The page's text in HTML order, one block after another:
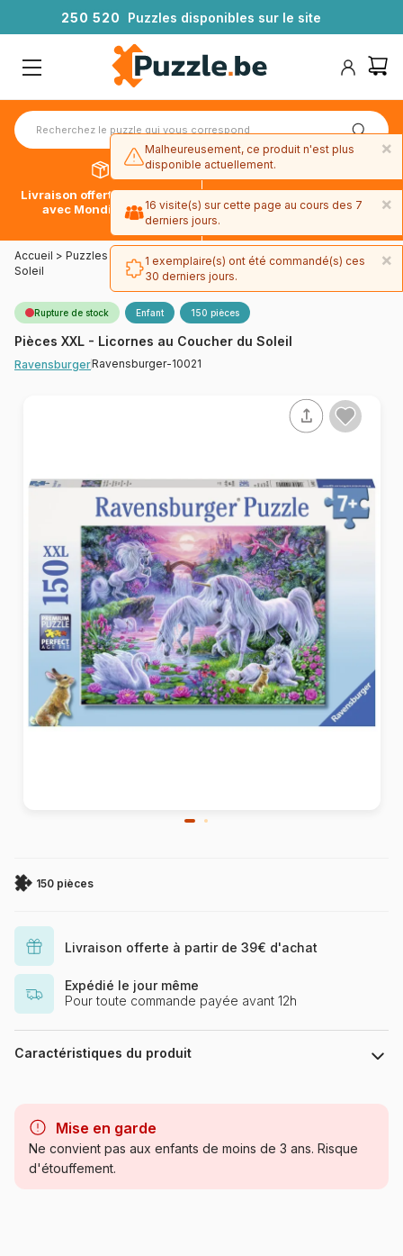
250 520 Puzzles disponibles sur le site
Livraison offerte dès 39€*
avec Mondial Relay
Paiement en 4x sans frais
avec Paypal
Accueil > Puzzles - Licornes
Pièces XXL - Licornes au Coucher du
Soleil
Rupture de stock Enfant 150 pièces
Pièces XXL - Licornes au Coucher du Soleil
RavensburgerRavensburger-10021
150 pièces
Livraison offerte à partir de 39€ d'achat
Expédié le jour même
Pour toute commande payée avant 12h
Caractéristiques du produit
Catégorie
Mise en garde
Ne convient pas aux enfants de moins de 3 ans. Risque
d'étouffement.
×
Malheureusement, ce produit n'est plus
disponible actuellement.
×
16 visite(s) sur cette page au cours des 7
derniers jours.
×
1 exemplaire(s) ont été commandé(s) ces
30 derniers jours.